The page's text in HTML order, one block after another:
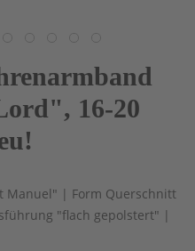
16-20
Manuel" | Form Querschnitt
"flach gepolstert" |